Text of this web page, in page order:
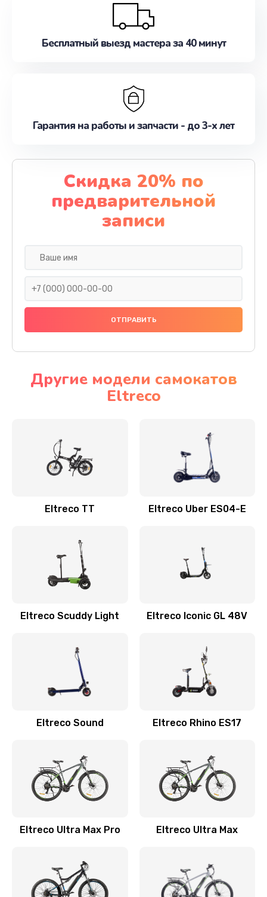
Бесплатный выезд мастера за 40 минут
Гарантия на работы и запчасти - до 3-х лет
Скидка 20% по
предварительной
записи
Другие модели самокатов
Eltreco
Eltreco TT Eltreco Uber ES04-E
Eltreco Scuddy Light Eltreco Iconic GL 48V
Eltreco Sound Eltreco Rhino ES17
Eltreco Ultra Max Pro Eltreco Ultra Max